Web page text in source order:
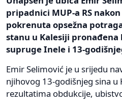
pripadnici MUP-a RS
pokrenuta opsežna
stanu u Kalesiji
supruge Inele i 13-
Emir Selimović je u srijedu
njihovog 13-godišnjeg sina u
rezultatima obdukcije,